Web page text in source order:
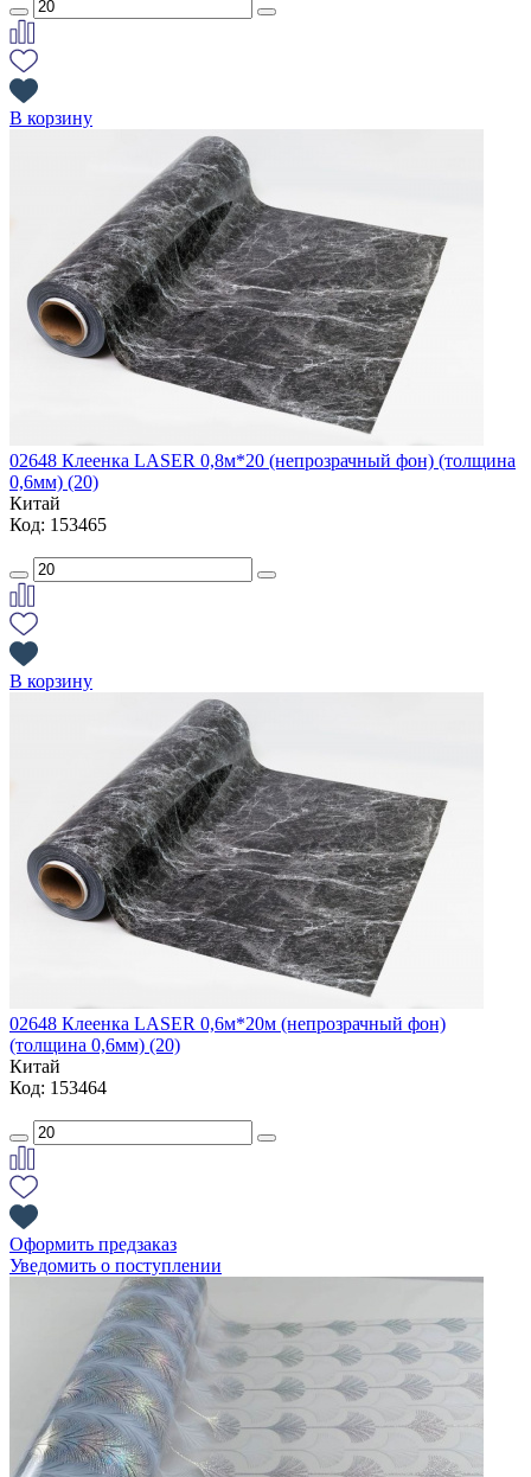
В корзину
02648 Клеенка LASER 0,8м*20 (непрозрачный фон) (толщина
0,6мм) (20)
Китай
Код: 153465
В корзину
02648 Клеенка LASER 0,6м*20м (непрозрачный фон)
(толщина 0,6мм) (20)
Китай
Код: 153464
Оформить предзаказ
Уведомить о поступлении